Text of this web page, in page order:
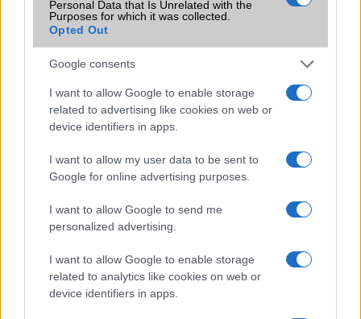
Personal Data that Is Unrelated with the
Purposes for which it was collected.
Opted Out
Google consents
I want to allow Google to enable storage
related to advertising like cookies on web or
device identifiers in apps.
I want to allow my user data to be sent to
Google for online advertising purposes.
I want to allow Google to send me
personalized advertising.
I want to allow Google to enable storage
related to analytics like cookies on web or
device identifiers in apps.
Limited Edition Nincs
N/A = Nincs adat. Legutóbbi frissítés: 2026-07-13 19:00:00
Apple iPhone 15 Pro